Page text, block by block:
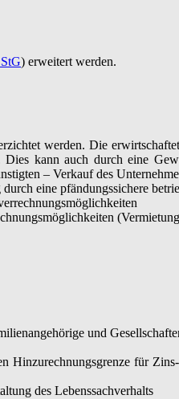
) erweitert werden.
werden. Die
Dies kann auch durch eine
– Verkauf des
eine pfändungssichere
und
Hinzurechnungsgrenze für
des Lebenssachverhalts